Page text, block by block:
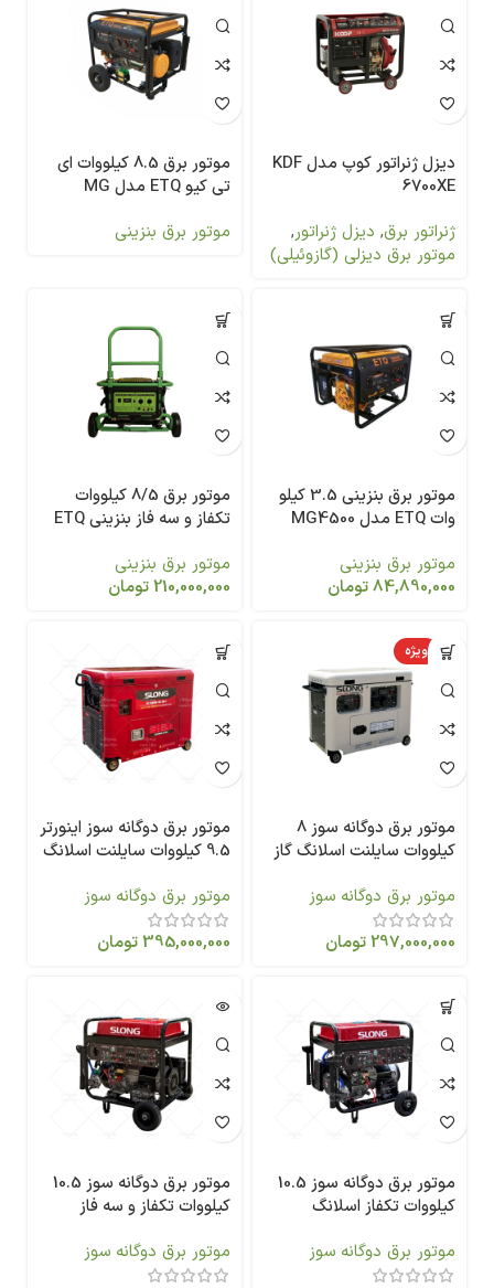
دیزل ژنراتور کوپ مدل KDF
6700XE
ژنراتور برق, دیزل ژنراتور,
موتور برق دیزلی (گازوئیلی)
موتور برق 8.5 کیلووات ای
تی کیو ETQ مدل MG
موتور برق بنزینی
موتور برق بنزینی 3.5 کیلو
وات ETQ مدل MG4500
موتور برق بنزینی
84,890,000تومان
موتور برق 8/5 کیلووات
تکفاز و سه فاز بنزینی ETQ
موتور برق بنزینی
210,000,000تومان
ویژه
موتور برق دوگانه سوز 8
کیلووات سایلنت اسلانگ گاز
موتور برق دوگانه سوز
297,000,000تومان
موتور برق دوگانه سوز اینورتر
9.5 کیلووات سایلنت اسلانگ
DF
موتور برق دوگانه سوز
395,000,000تومان
موتور برق دوگانه سوز 10.5
کیلووات تکفاز اسلانگ
موتور برق دوگانه سوز
موتور برق دوگانه سوز 10.5
کیلووات تکفاز و سه فاز
موتور برق دوگانه سوز